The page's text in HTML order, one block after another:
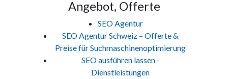
Angebot, Offerte
SEO Agentur
SEO Agentur Schweiz – Offerte &
Preise für Suchmaschinenoptimierung
SEO ausführen lassen -
Dienstleistungen